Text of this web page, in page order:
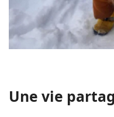
Une vie